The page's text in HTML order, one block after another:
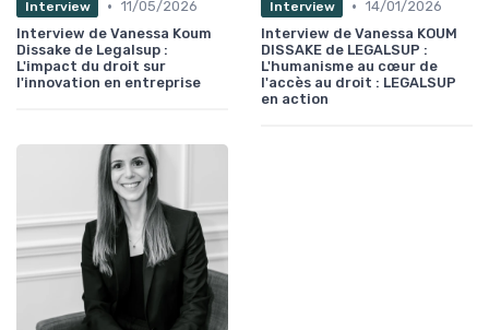
Interview • 11/05/2026
Interview de Vanessa Koum
Dissake de Legalsup :
L'impact du droit sur
l'innovation en entreprise
Interview • 14/01/2026
Interview de Vanessa KOUM
DISSAKE de LEGALSUP :
L'humanisme au cœur de
l'accès au droit : LEGALSUP
en action